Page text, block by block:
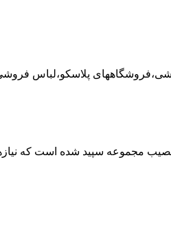
که نصیب مجموعه سپید شده است که